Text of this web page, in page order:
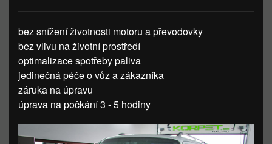
bez snížení životnosti motoru a převodovky
bez vlivu na životní prostředí
optimalizace spotřeby paliva
jedinečná péče o vůz a zákazníka
záruka na úpravu
úprava na počkání 3 - 5 hodiny